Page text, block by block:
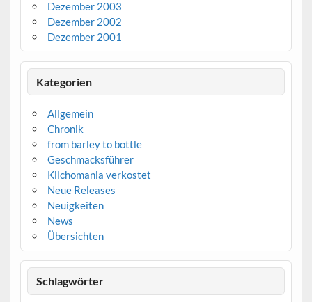
Dezember 2003
Dezember 2002
Dezember 2001
Kategorien
Allgemein
Chronik
from barley to bottle
Geschmacksführer
Kilchomania verkostet
Neue Releases
Neuigkeiten
News
Übersichten
Schlagwörter